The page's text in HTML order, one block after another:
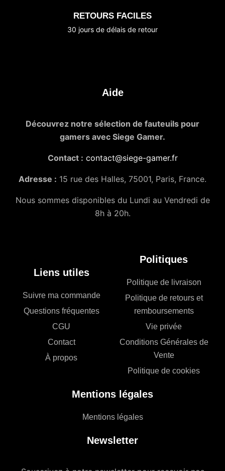
RETOURS FACILES
30 jours de délais de retour
Aide
Découvrez notre sélection de fauteuils pour
gamers avec Siege Gamer.
Contact : contact@siege-gamer.fr
Adresse : 15 rue des Halles, 75001, Paris, France.
Nous sommes disponibles du Lundi au Vendredi de
8h à 20h.
Liens utiles
Suivre ma commande
Questions fréquentes
CGU
Contact
À propos
Politiques
Politique de livraison
Politique de retours et
remboursements
Vie privée
Conditions Générales de
Vente
Politique de cookies
Mentions légales
Mentions légales
Newsletter